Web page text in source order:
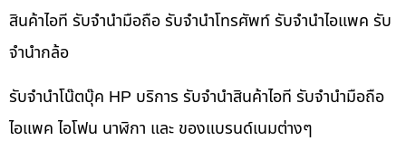
สินค้าไอที รับจำนำมือถือ รับจำนำโทรศัพท์ รับจำนำไอแพค รับ
จำนำกล้อ
รับจำนำโน๊ตบุ๊ค HP บริการ รับจำนำสินค้าไอที รับจำนำมือถือ
ไอแพค ไอโฟน นาฬิกา และ ของแบรนด์เนมต่างๆ